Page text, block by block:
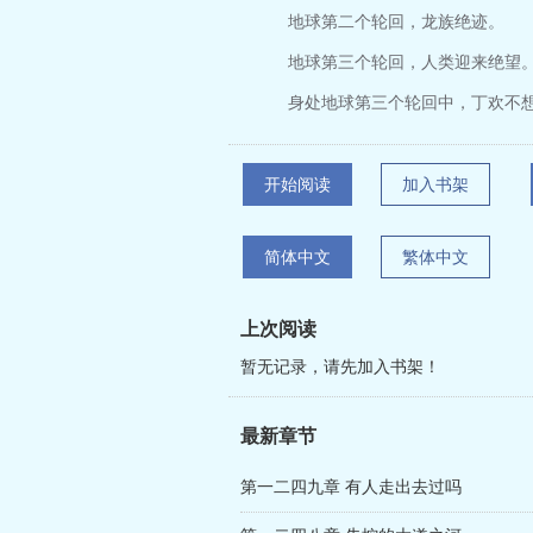
地球第二个轮回，龙族绝迹。
地球第三个轮回，人类迎来绝望。
身处地球第三个轮回中，丁欢不想
开始阅读 加入书架
简体中文 繁体中文
上次阅读
暂无记录，请先加入书架！
最新章节
第一二四九章 有人走出去过吗